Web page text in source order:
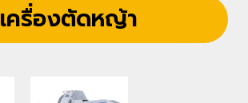
เครื่องตัดหญ้า